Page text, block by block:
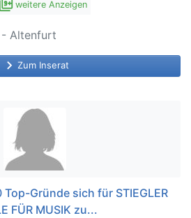
weitere Anzeigen
Altenfurt
keyboard_arrow_right Zum Inserat
Gründe sich für STIEGLER
FÜR MUSIK zu...